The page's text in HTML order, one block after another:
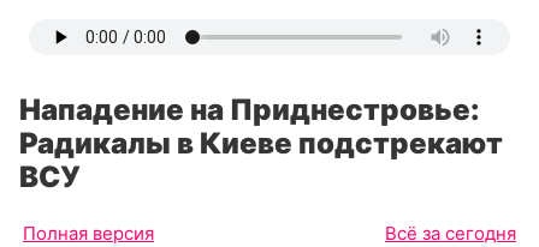
Нападение на Приднестровье:
Радикалы в Киеве подстрекают
ВСУ
Полная версия Всё за сегодня